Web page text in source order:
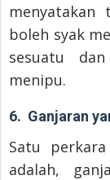
menyatakan
boleh syak
sesuatu
menipu.
6. Ganjaran
Satu
adalah,